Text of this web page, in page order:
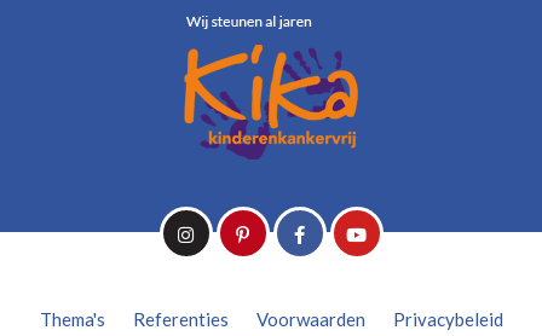
Thema's Referenties Voorwaarden
Privacybeleid